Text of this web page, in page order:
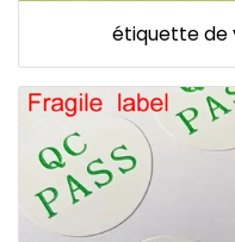
étiquette de